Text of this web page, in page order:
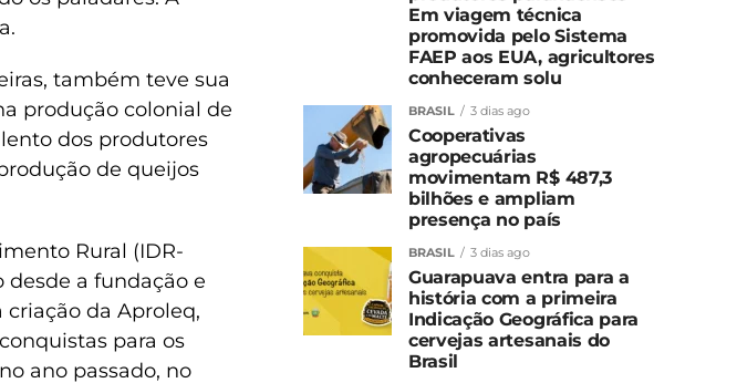
também teve sua
produção colonial de
dos produtores
de queijos
Rural (IDR-
desde a fundação e
da Aproleq,
para os
ano passado, no
Em viagem técnica
promovida pelo Sistema
FAEP aos EUA, agricultores
conheceram solu
BRASIL 3 dias ago
Cooperativas
agropecuárias
movimentam R$ 487,3
bilhões e ampliam
presença no país
BRASIL 3 dias ago
Guarapuava entra para a
história com a primeira
Indicação Geográfica para
cervejas artesanais do
Brasil